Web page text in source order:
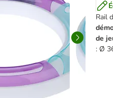
Rail
de
: Ø